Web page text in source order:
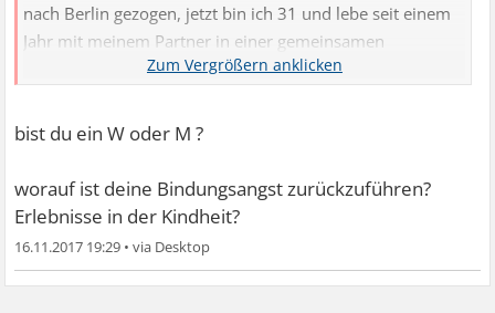
nach Berlin gezogen, jetzt bin ich 31 und lebe seit einem
Jahr mit meinem Partner in einer gemeinsamen
Wohnung. Ein Wunder aufgrund meiner Bindungsangst,
seither bzw. kurz vorher. Und ich habe keine Freunde,
Familie ist natürlich noch am Bodensee.
Mein Freund ist der Beste, aber ich kann mich nicht
Ich bin ganz frisch Beamtin geworden vor wenigen
bist du ein W oder M ?
worauf ist deine Bindungsangst zurückzuführen?
Erlebnisse in der Kindheit?
16.11.2017 19:29 •